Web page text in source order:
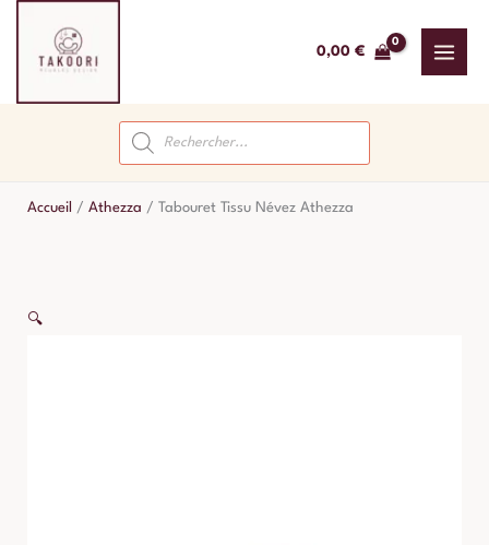
contenu
0,00 €
Recherche
de
produits
Accueil / Athezza / Tabouret Tissu Névez Athezza
🔍